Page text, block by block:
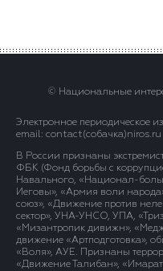
© Национальные
Электронное периодическое
email: contact(сoбaчка)niros.ru
В России признаны
ФБК (Фонд борьбы с
Навального, «Национал-
Иеговы», «Армия воли
союз», «Движение против
сектор», УНА-УНСО, УПА,
«Мизантропик дивижн»,
движение «Артподготовка»,
«Воля», АУЕ. Признаны
«Движение Талибан», «Имарат